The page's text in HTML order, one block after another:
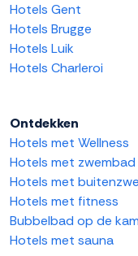
Hotels Gent
Hotels Brugge
Hotels Luik
Hotels Charleroi
Ontdekken
Hotels met Wellness
Hotels met zwembad
Hotels met
Hotels met fitness
Bubbelbad op de
Hotels met sauna